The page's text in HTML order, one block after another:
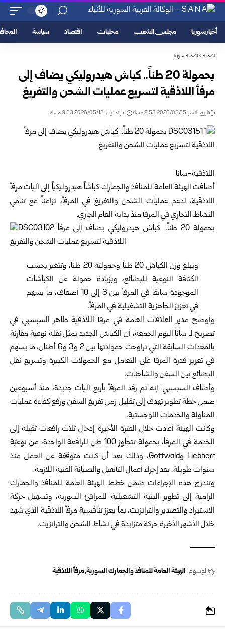
أخبار سوريا مجلس الشعب محليات اقتصاد سياسة
اقتصاد>اقتصاد سوريا
بحمولة 20 طناً.. كباش هيدروليكي يضاف إلى
مرفأ اللاذقية لتسريع عمليات الشحن والتفريغ
تاريخ النشر: 2026/05/15 9:53 مساءً اخر تحديث: 2026/05/15 9:53 مساءً
اللاذقية-سانا
أضافتالهيئة العامة للمنافذ والجمارككباشاً هيدروليكياً إلى آليات مرفأ
اللاذقية، لدعم عمليات الشحن والتفريغ في المرفأ، تزامناً مع تنامي
النشاط التجاري في المرفأ منذ بداية العام الجاري.
ويبلغ وزن الكباش 20 طناً وحمولته 20 طناً، وتتغير بحسب
الكثافة النوعية للبضائع، وبزيادة حمولة عن الكباشات
الموجودة سابقاً في المرفأ بين 3 إلى 10 أضعاف، ما يسهم
في تعزيز الجاهزية التشغيلية في المرفأ.
وأوضح مدير العلاقات العامة في مرفأ اللاذقية طاهر السبسبي في
تصريح لـ سانا اليوم الجمعة، أن الكباش الجديد يمثل نقلة نوعية مقارنة
بالمعدات السابقة التي تراوحت حمولاتها بين 2 و3 و6 أطنان، ما يسهم
في تعزيز قدرة المرفأ على التعامل مع الحمولات الكبيرة وتسريع نقل
البضائع بين السفن والشاحنات.
وأضاف السبسبي: إنه تم رفد المرفأ بأربع آليات جديدة، منذ أسبوعين
ضمن خطة تطوير تهدف إلى تقليل زمن تفريغ السفن ورفع كفاءة عمليات
المناولة والخدمات اللوجستية.
وكانت الهيئة أعادت خلال الفترة الأخيرة إدخال ثلاث رافعات ثقيلة إلى
الخدمة في المرفأ، بحمولة تتجاوز 100 طن للرافعة الواحدة، من نوعيّة
Liebherr وGottwald، وذلك بعد أن كانت متوقفة عن العمل منذ
سنوات طويلة، بعد إجراء أعمال التأهيل والصيانة الفنية اللازمة.
وتندرج هذه الإجراءات ضمن خطط الهيئة العامة للمنافذ والجمارك
الرامية إلى تطوير البنية التشغيلية للمرافئ السورية، وتسهيل حركة
الاستيراد والتصدير والترانزيت، بما يعزز تنافسية مرفأ اللاذقية الذي شهد
خلال الأشهر الأخيرة حركة متزايدة في نشاط الشحن والترانزيت.
الوسوم: الهيئة العامة للمنافذ والجمارك السورية مرفأ اللاذقية